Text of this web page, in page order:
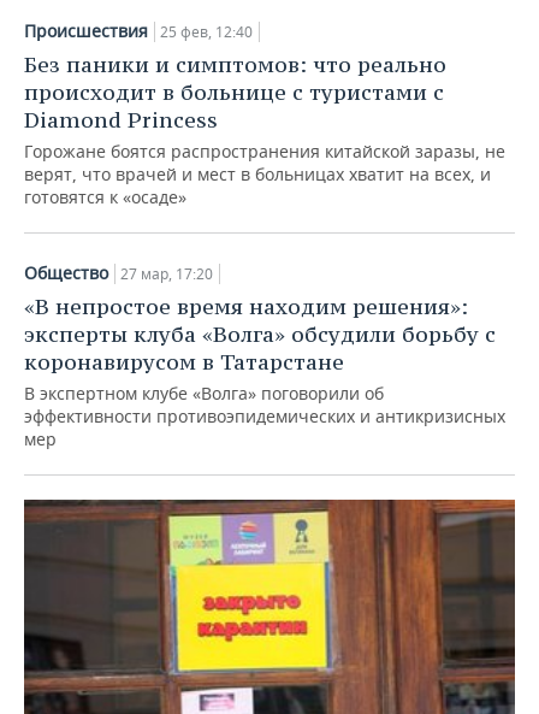
Происшествия 25 фев, 12:40
Без паники и симптомов: что реально
происходит в больнице с туристами с
Diamond Princess
Горожане боятся распространения китайской заразы, не
верят, что врачей и мест в больницах хватит на всех, и
готовятся к «осаде»
Общество 27 мар, 17:20
«В непростое время находим решения»:
эксперты клуба «Волга» обсудили борьбу с
коронавирусом в Татарстане
В экспертном клубе «Волга» поговорили об
эффективности противоэпидемических и антикризисных
мер